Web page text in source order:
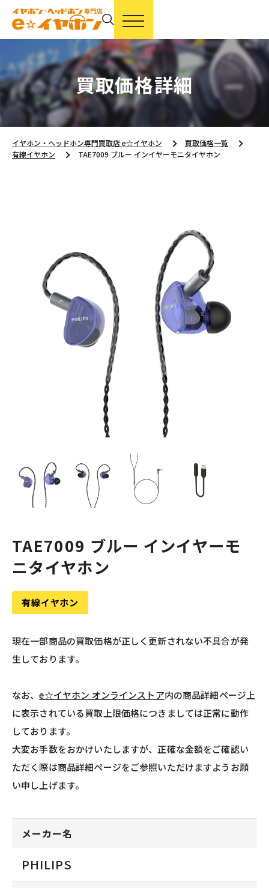
買取価格詳細
イヤホン・ヘッドホン専門買取店 e☆イヤホン
買取価格一覧
有線イヤホン
TAE7009 ブルー インイヤーモニタイヤホン
TAE7009 ブルー インイヤーモ
ニタイヤホン
有線イヤホン
現在一部商品の買取価格が正しく更新されない不具合が発
生しております。
なお、e☆イヤホン オンラインストア内の商品詳細ページ上
に表示されている買取上限価格につきましては正常に動作
しております。
大変お手数をおかけいたしますが、正確な金額をご確認い
ただく際は商品詳細ページをご参照いただけますようお願
い申し上げます。
メーカー名
PHILIPS